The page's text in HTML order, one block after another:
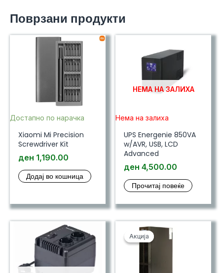
Поврзани продукти
Достапно по нарачка
Xiaomi Mi Precision
Screwdriver Kit
ден 1,190.00
Додај во кошница
НЕМА НА ЗАЛИХА
Нема на залиха
UPS Energenie 850VA
w/AVR, USB, LCD
Advanced
ден 4,500.00
Прочитај повеќе
Акција
Акција